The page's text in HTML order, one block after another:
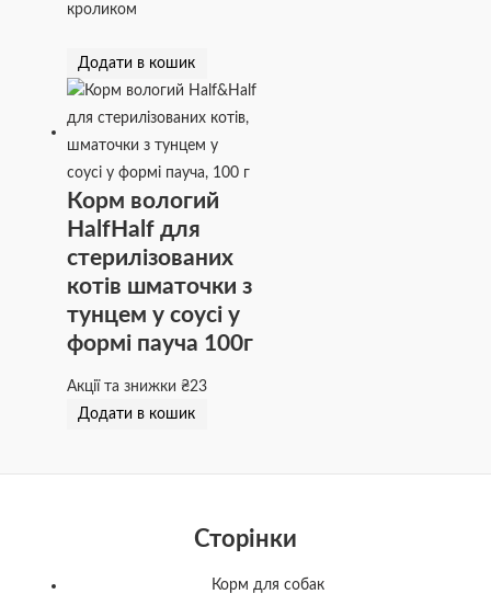
кроликом
Додати в кошик
Корм вологий
HalfHalf для
стерилізованих
котів шматочки з
тунцем у соусі у
формі пауча 100г
Акції та знижки₴23
Додати в кошик
Сторінки
Корм для собак